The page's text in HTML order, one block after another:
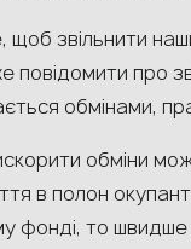
звільнити
повідомити про
обмінами,
обміни
в полон
фонді, то